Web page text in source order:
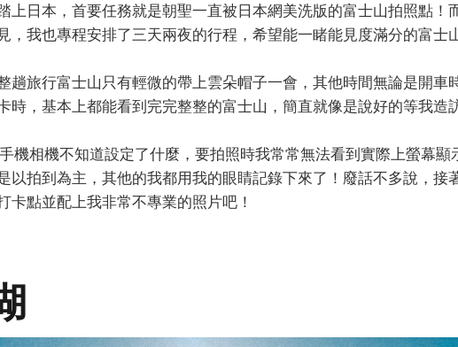
上日本，首要任務就是朝聖一直被日本網美洗版的富士山拍照點！
，我也專程安排了三天兩夜的行程，希望能一睹能見度滿分的富士山
趟旅行富士山只有輕微的帶上雲朵帽子一會，其他時間無論是開車
時，基本上都能看到完完整整的富士山，簡直就像是說好的等我造
機相機不知道設定了什麼，要拍照時我常常無法看到實際上螢幕顯
以拍到為主，其他的我都用我的眼睛記錄下來了！廢話不多說，接
卡點並配上我非常不專業的照片吧！